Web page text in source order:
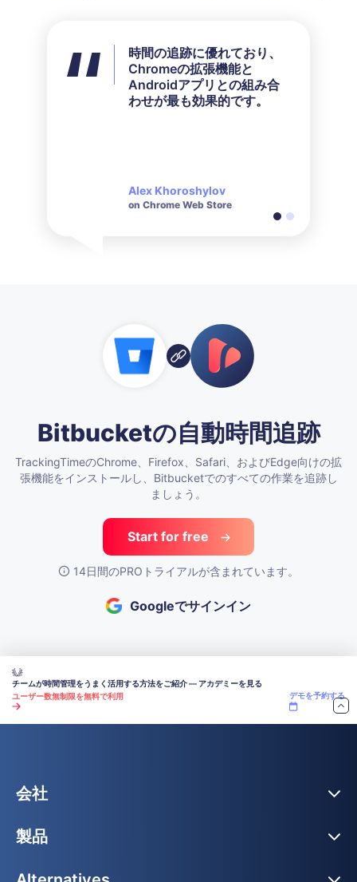
時間の追跡に優れており、
Chromeの拡張機能と
Androidアプリとの組み合
わせが最も効果的です。
Alex Khoroshylov
on Chrome Web Store
私はすべての利用可能な機
能を使用していませんが、
私のニーズには完璧に合っ
ていました。彼らのカスタ
Salvador Carranza
on Chrome Web Store
Bitbucketの自動時間追跡
TrackingTimeのChrome、Firefox、Safari、およびEdge向けの拡
張機能をインストールし、Bitbucketでのすべての作業を追跡し
ましょう。
Start for free
14日間のPROトライアルが含まれています。
Googleでサインイン
チームが時間管理をうまく活用する方法をご紹介 — アカデミーを見る
ユーザー数無制限を無料で利用
デモを予約する
会社
製品